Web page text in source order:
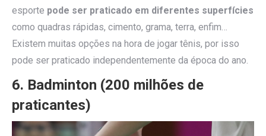
esporte pode ser praticado em diferentes superfícies
como quadras rápidas, cimento, grama, terra, enfim…
Existem muitas opções na hora de jogar tênis, por isso
pode ser praticado independentemente da época do ano.
6. Badminton (200 milhões de
praticantes)